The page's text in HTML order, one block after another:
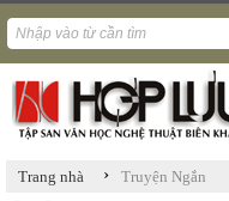
Trang nhà › Truyện Ngắn